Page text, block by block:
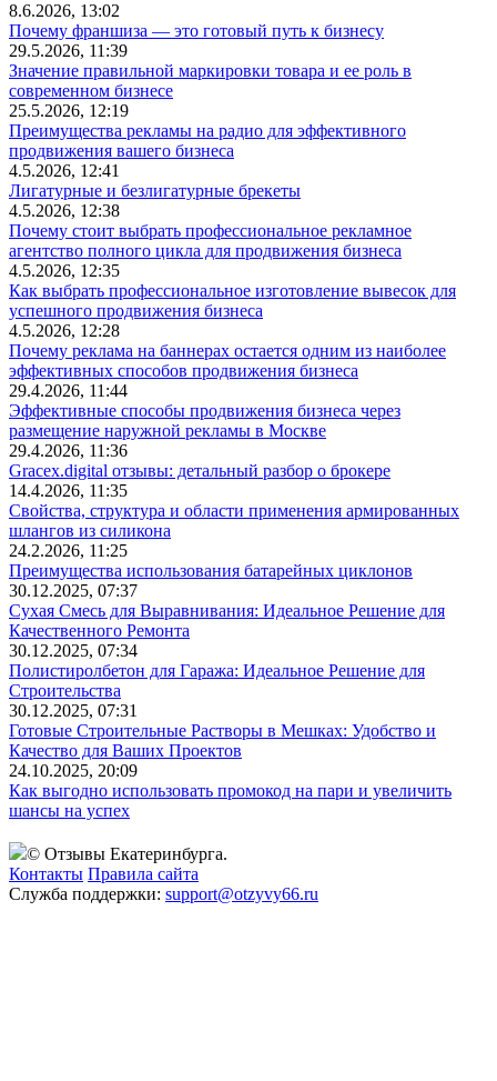
8.6.2026, 13:02
Почему франшиза — это готовый путь к бизнесу
29.5.2026, 11:39
Значение правильной маркировки товара и ее роль в
современном бизнесе
25.5.2026, 12:19
Преимущества рекламы на радио для эффективного
продвижения вашего бизнеса
4.5.2026, 12:41
Лигатурные и безлигатурные брекеты
4.5.2026, 12:38
Почему стоит выбрать профессиональное рекламное
агентство полного цикла для продвижения бизнеса
4.5.2026, 12:35
Как выбрать профессиональное изготовление вывесок для
успешного продвижения бизнеса
4.5.2026, 12:28
Почему реклама на баннерах остается одним из наиболее
эффективных способов продвижения бизнеса
29.4.2026, 11:44
Эффективные способы продвижения бизнеса через
размещение наружной рекламы в Москве
29.4.2026, 11:36
Gracex.digital отзывы: детальный разбор о брокере
14.4.2026, 11:35
Свойства, структура и области применения армированных
шлангов из силикона
24.2.2026, 11:25
Преимущества использования батарейных циклонов
30.12.2025, 07:37
Сухая Смесь для Выравнивания: Идеальное Решение для
Качественного Ремонта
30.12.2025, 07:34
Полистиролбетон для Гаража: Идеальное Решение для
Строительства
30.12.2025, 07:31
Готовые Строительные Растворы в Мешках: Удобство и
Качество для Ваших Проектов
24.10.2025, 20:09
Как выгодно использовать промокод на пари и увеличить
шансы на успех
© Отзывы Екатеринбурга.
Контакты Правила сайта
Служба поддержки: support@otzyvy66.ru